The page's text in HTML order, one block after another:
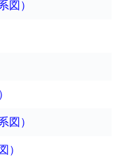
図）
図）
）